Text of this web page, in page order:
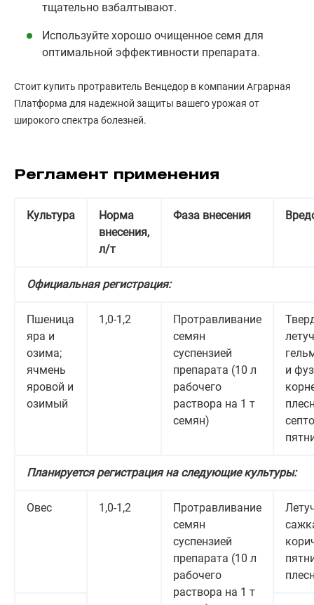
тщательно взбалтывают.
Используйте хорошо очищенное семя для
оптимальной эффективности препарата.
Стоит купить протравитель Венцедор в компании Аграрная
Платформа для надежной защиты вашего урожая от
широкого спектра болезней.
Регламент применения
Культура
Норма
внесения,
л/т
Фаза внесения
Официальная регистрация:
Пшеница
яра и
озима;
ячмень
яровой и
озимый
1,0-1,2
Протравливание
семян
суспензией
препарата (10 л
рабочего
раствора на 1 т
семян)
и
Планируется регистрация на следующие культуры:
Овес 1,0-1,2
Протравливание
семян
суспензией
препарата (10 л
рабочего
раствора на 1 т